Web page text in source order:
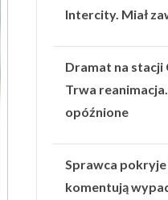
Intercity. Miał
Dramat na stacji
Trwa
opóźnione
Sprawca
komentują